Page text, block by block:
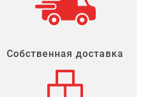
Собственная доставка